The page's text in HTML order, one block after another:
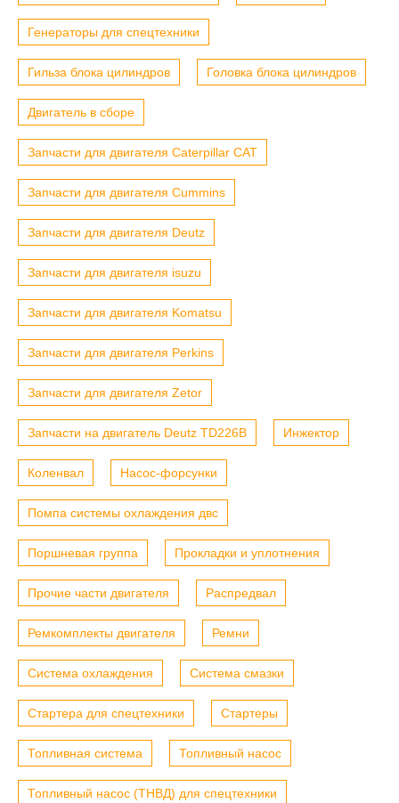
Генераторы для спецтехники
Гильза блока цилиндров Головка блока цилиндров
Двигатель в сборе
Запчасти для двигателя Caterpillar CAT
Запчасти для двигателя Cummins
Запчасти для двигателя Deutz
Запчасти для двигателя isuzu
Запчасти для двигателя Komatsu
Запчасти для двигателя Perkins
Запчасти для двигателя Zetor
Запчасти на двигатель Deutz TD226B Инжектор
Коленвал Насос-форсунки
Помпа системы охлаждения двс
Поршневая группа Прокладки и уплотнения
Прочие части двигателя Распредвал
Ремкомплекты двигателя Ремни
Система охлаждения Система смазки
Стартера для спецтехники Стартеры
Топливная система Топливный насос
Топливный насос (ТНВД) для спецтехники